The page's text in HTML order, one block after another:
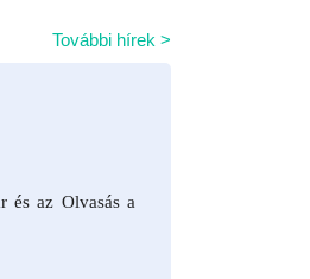
További hírek >
és az Olvasás a